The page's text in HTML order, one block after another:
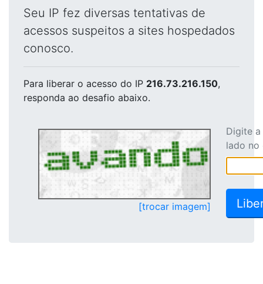
Seu IP fez diversas tentativas de
acessos suspeitos a sites hospedados
conosco.
Para liberar o acesso do IP 216.73.216.150,
responda ao desafio abaixo.
[trocar imagem]
Digite
lado no